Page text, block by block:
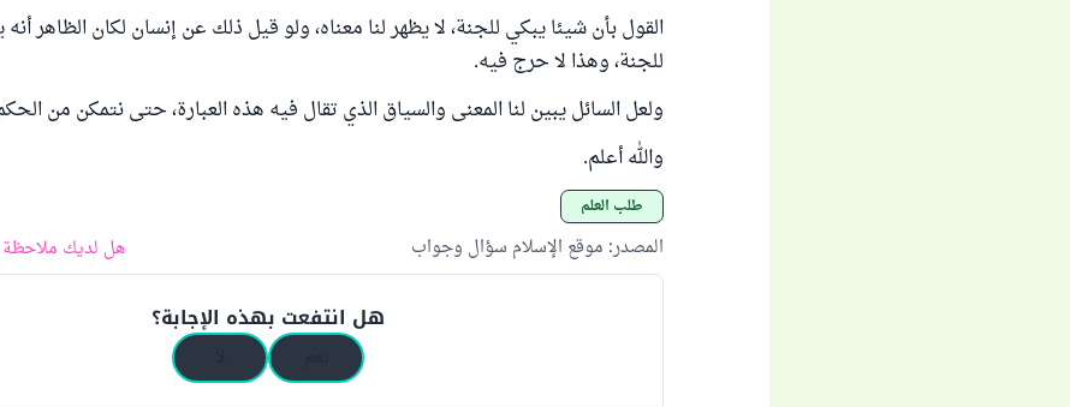
القول بأن شيئا يبكي للجنة، لا يظهر لنا معناه، ولو قيل ذلك عن إنسان لكان الظاهر
للجنة، وهذا لا حرج فيه.
ولعل السائل يبين لنا المعنى والسياق الذي تقال فيه هذه العبارة، حتى نتمكن من
والله أعلم.
طلب العلم
المصدر: موقع الإسلام سؤال وجواب هل لديك
هل انتفعت بهذه الإجابة؟